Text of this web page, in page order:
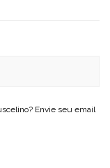
Envie seu email